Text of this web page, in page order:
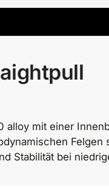
alloy mit einer
Felgen
Stabilität bei